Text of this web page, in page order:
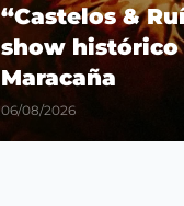
“Castelos &
show histórico
Maracaña
06/08/2026